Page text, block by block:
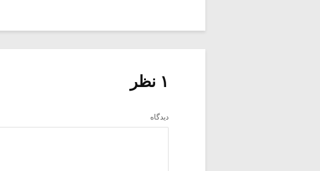
۱ نظر
دیدگاه